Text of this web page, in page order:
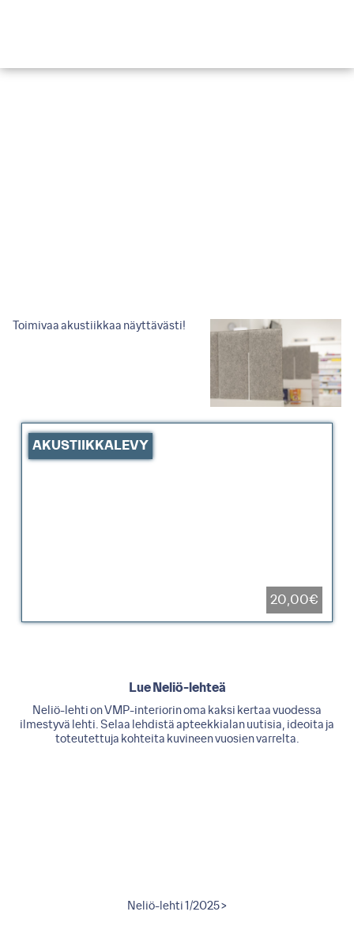
Toimivaa akustiikkaa näyttävästi!
AKUSTIIKKALEVY
20,00€
Lue Neliö-lehteä
Neliö-lehti on VMP-interiorin oma kaksi kertaa vuodessa
ilmestyvä lehti. Selaa lehdistä apteekkialan uutisia, ideoita ja
toteutettuja kohteita kuvineen vuosien varrelta.
Neliö-lehti 1/2025 >